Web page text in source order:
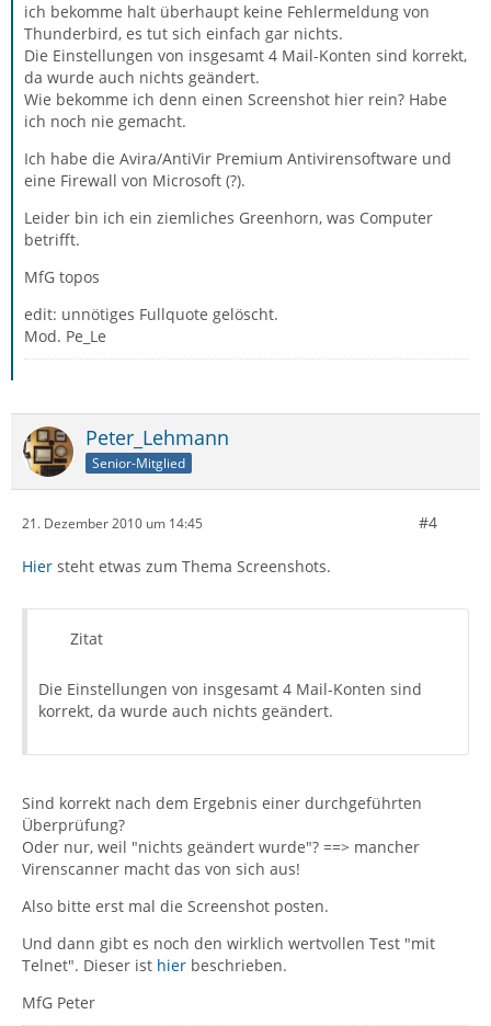
ich bekomme halt überhaupt keine Fehlermeldung von
Thunderbird, es tut sich einfach gar nichts.
Die Einstellungen von insgesamt 4 Mail-Konten sind korrekt,
da wurde auch nichts geändert.
Wie bekomme ich denn einen Screenshot hier rein? Habe
ich noch nie gemacht.
Ich habe die Avira/AntiVir Premium Antivirensoftware und
eine Firewall von Microsoft (?).
Leider bin ich ein ziemliches Greenhorn, was Computer
betrifft.
MfG topos
edit: unnötiges Fullquote gelöscht.
Mod. Pe_Le
Peter_Lehmann
Senior-Mitglied
21. Dezember 2010 um 14:45 #4
Hier steht etwas zum Thema Screenshots.
Zitat
Die Einstellungen von insgesamt 4 Mail-Konten sind
korrekt, da wurde auch nichts geändert.
Sind korrekt nach dem Ergebnis einer durchgeführten
Überprüfung?
Oder nur, weil "nichts geändert wurde"? ==> mancher
Virenscanner macht das von sich aus!
Also bitte erst mal die Screenshot posten.
Und dann gibt es noch den wirklich wertvollen Test "mit
Telnet". Dieser ist hier beschrieben.
MfG Peter